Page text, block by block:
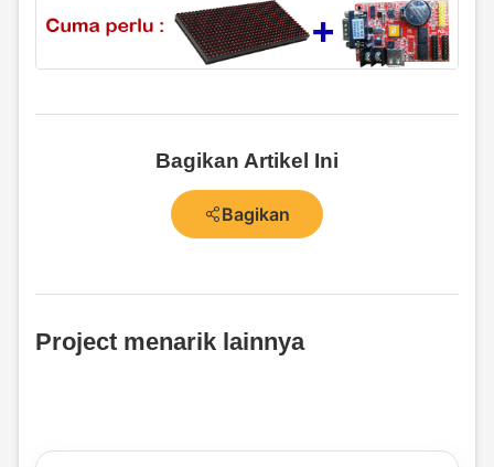
Bagikan Artikel Ini
Bagikan
Project menarik lainnya